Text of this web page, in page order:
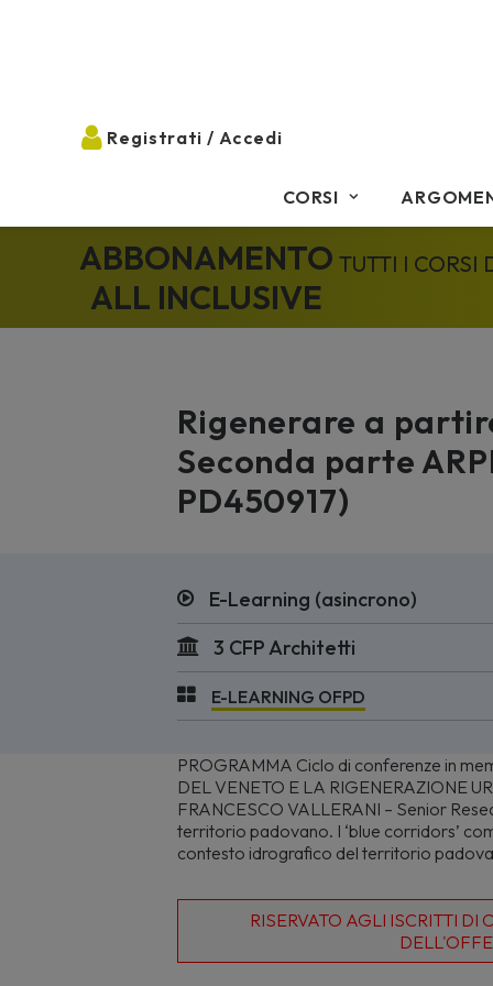
CORSI
ABBONAMENTO
ALL INCLUSIVE
TUTTI I CORSI
Rigenerare a
Seconda parte
PD450917)
E-Learning (asincrono)
3 CFP Architetti
E-LEARNING OFPD
PROGRAMMA Ciclo di conferenze in
DEL VENETO E LA RIGENERAZIONE
FRANCESCO VALLERANI – Senior
territorio padovano. I ‘blue corridors’
contesto idrografico del territorio
RISERVATO AGLI ISCRITTI